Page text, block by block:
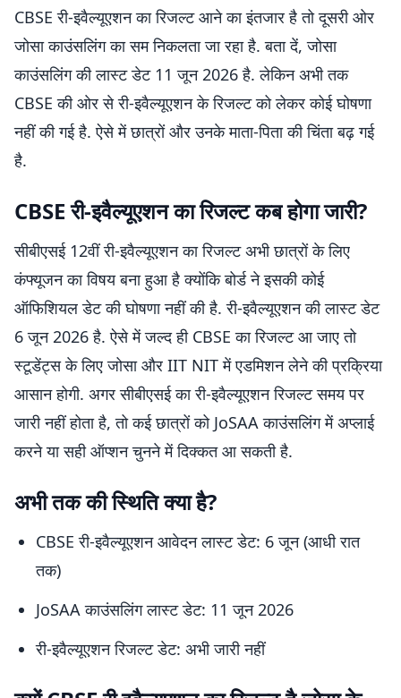
CBSE री-इवैल्यूएशन का रिजल्ट आने का इंतजार है तो दूसरी ओर
जोसा काउंसलिंग का सम निकलता जा रहा है. बता दें, जोसा
काउंसलिंग की लास्ट डेट 11 जून 2026 है. लेकिन अभी तक
CBSE की ओर से री-इवैल्यूएशन के रिजल्ट को लेकर कोई घोषणा
नहीं की गई है. ऐसे में छात्रों और उनके माता-पिता की चिंता बढ़ गई
है.
CBSE री-इवैल्यूएशन का रिजल्ट कब होगा जारी?
सीबीएसई 12वीं री-इवैल्यूएशन का रिजल्ट अभी छात्रों के लिए
कंफ्यूजन का विषय बना हुआ है क्योंकि बोर्ड ने इसकी कोई
ऑफिशियल डेट की घोषणा नहीं की है. री-इवैल्यूएशन की लास्ट डेट
6 जून 2026 है. ऐसे में जल्द ही CBSE का रिजल्ट आ जाए तो
स्टूडेंट्स के लिए जोसा और IIT NIT में एडमिशन लेने की प्रक्रिया
आसान होगी. अगर सीबीएसई का री-इवैल्यूएशन रिजल्ट समय पर
जारी नहीं होता है, तो कई छात्रों को JoSAA काउंसलिंग में अप्लाई
करने या सही ऑप्शन चुनने में दिक्कत आ सकती है.
अभी तक की स्थिति क्या है?
CBSE री-इवैल्यूएशन आवेदन लास्ट डेट: 6 जून (आधी रात
तक)
JoSAA काउंसलिंग लास्ट डेट: 11 जून 2026
री-इवैल्यूएशन रिजल्ट डेट: अभी जारी नहीं